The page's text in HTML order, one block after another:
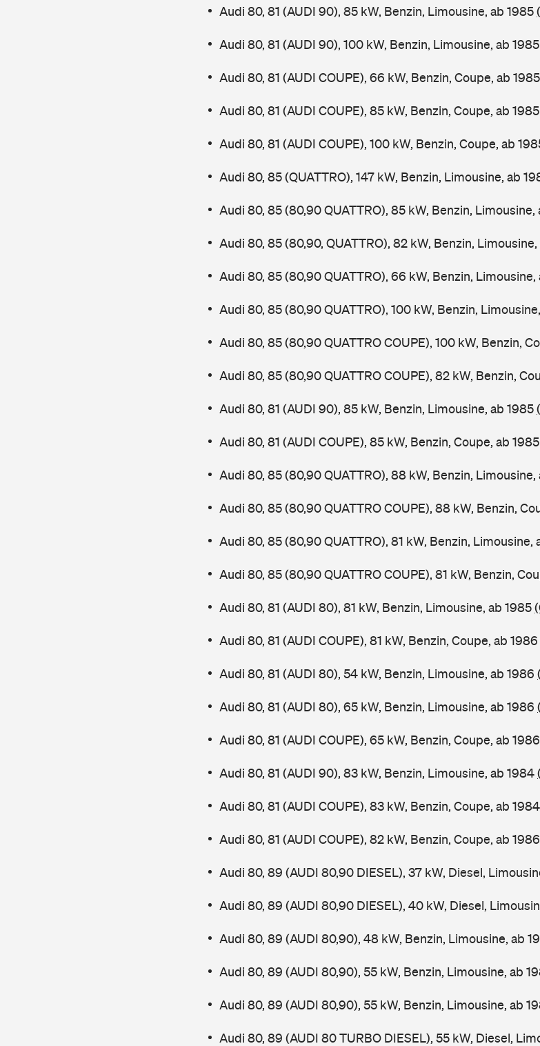
Audi 80, 81 (AUDI 90), 85 kW, Benzin, Limousine, ab 1985
Audi 80, 81 (AUDI 90), 100 kW, Benzin, Limousine, ab 1985
Audi 80, 81 (AUDI COUPE), 66 kW, Benzin, Coupe, ab 1985
Audi 80, 81 (AUDI COUPE), 85 kW, Benzin, Coupe, ab 1985
Audi 80, 81 (AUDI COUPE), 100 kW, Benzin, Coupe, ab
Audi 80, 85 (QUATTRO), 147 kW, Benzin, Limousine, ab
Audi 80, 85 (80,90 QUATTRO), 85 kW, Benzin, Limousine,
Audi 80, 85 (80,90, QUATTRO), 82 kW, Benzin, Limousine,
Audi 80, 85 (80,90 QUATTRO), 66 kW, Benzin, Limousine,
Audi 80, 85 (80,90 QUATTRO), 100 kW, Benzin,
Audi 80, 85 (80,90 QUATTRO COUPE), 100 kW, Benzin,
Audi 80, 85 (80,90 QUATTRO COUPE), 82 kW, Benzin,
Audi 80, 81 (AUDI 90), 85 kW, Benzin, Limousine, ab 1985
Audi 80, 81 (AUDI COUPE), 85 kW, Benzin, Coupe, ab 1985
Audi 80, 85 (80,90 QUATTRO), 88 kW, Benzin, Limousine,
Audi 80, 85 (80,90 QUATTRO COUPE), 88 kW, Benzin,
Audi 80, 85 (80,90 QUATTRO), 81 kW, Benzin, Limousine,
Audi 80, 85 (80,90 QUATTRO COUPE), 81 kW, Benzin,
Audi 80, 81 (AUDI 80), 81 kW, Benzin, Limousine, ab 1985
Audi 80, 81 (AUDI COUPE), 81 kW, Benzin, Coupe, ab 1986
Audi 80, 81 (AUDI 80), 54 kW, Benzin, Limousine, ab 1986
Audi 80, 81 (AUDI 80), 65 kW, Benzin, Limousine, ab 1986
Audi 80, 81 (AUDI COUPE), 65 kW, Benzin, Coupe, ab 1986
Audi 80, 81 (AUDI 90), 83 kW, Benzin, Limousine, ab 1984
Audi 80, 81 (AUDI COUPE), 83 kW, Benzin, Coupe, ab 1984
Audi 80, 81 (AUDI COUPE), 82 kW, Benzin, Coupe, ab 1986
Audi 80, 89 (AUDI 80,90 DIESEL), 37 kW, Diesel,
Audi 80, 89 (AUDI 80,90 DIESEL), 40 kW, Diesel,
Audi 80, 89 (AUDI 80,90), 48 kW, Benzin, Limousine, ab
Audi 80, 89 (AUDI 80,90), 55 kW, Benzin, Limousine, ab
Audi 80, 89 (AUDI 80,90), 55 kW, Benzin, Limousine, ab
Audi 80, 89 (AUDI 80 TURBO DIESEL), 55 kW, Diesel,